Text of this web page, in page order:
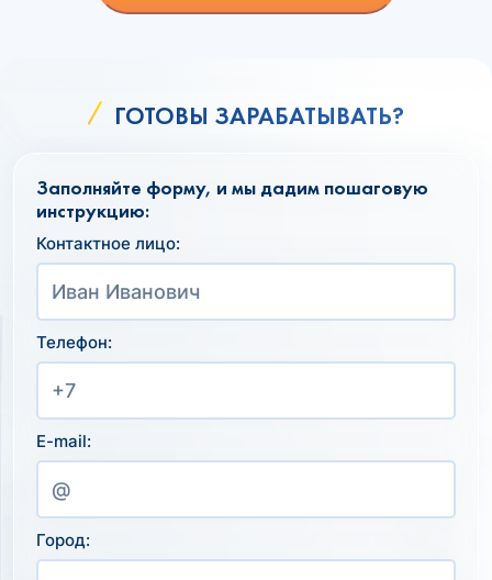
ГОТОВЫ ЗАРАБАТЫВАТЬ?
Заполняйте форму, и мы дадим пошаговую
инструкцию:
Контактное лицо:
Телефон:
E-mail:
Город: